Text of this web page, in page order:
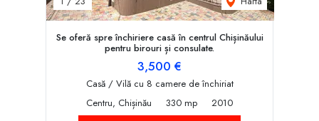
Se oferă spre închiriere casă în centrul Chișinăului
pentru birouri și consulate.
3,500 €
Casă / Vilă cu 8 camere de închiriat
Centru, Chișinău
330 mp
2010